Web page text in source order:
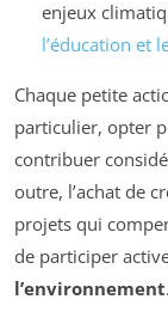
enjeux
l’éducation et
Chaque petite
particulier, opter
contribuer
outre, l’achat de
projets qui
de participer
l’environnement.